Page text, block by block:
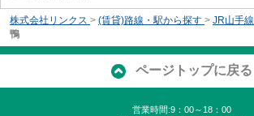
株式会社リンクス > (賃貸)路線・駅から探す > JR山手線
鴨
ページトップに戻る
営業時間:9：00～18：00